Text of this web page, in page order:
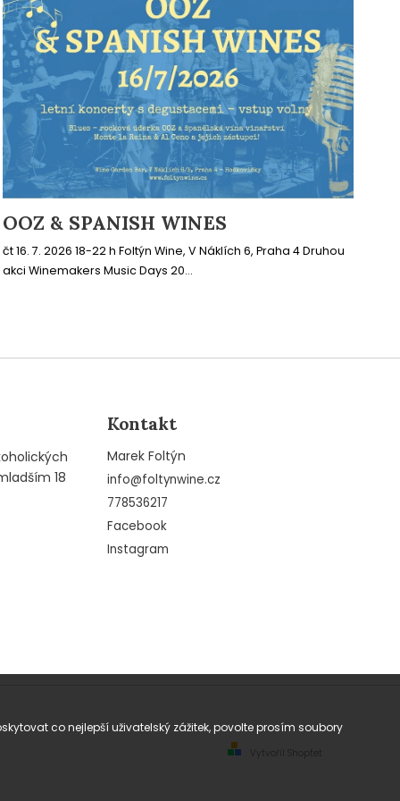
co nejlepší uživatelský zážitek, povolte prosím soubory
OOZ & SPANISH WINES
čt 16. 7. 2026 18-22 h Foltýn Wine, V Náklích 6, Praha 4 Druhou
akci Winemakers Music Days 20...
18
Kontakt
Marek Foltýn
info@foltynwine.cz
778536217
Facebook
Instagram
Vytvořil Shoptet